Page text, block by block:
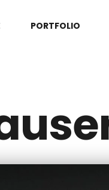
PORTFOLIO